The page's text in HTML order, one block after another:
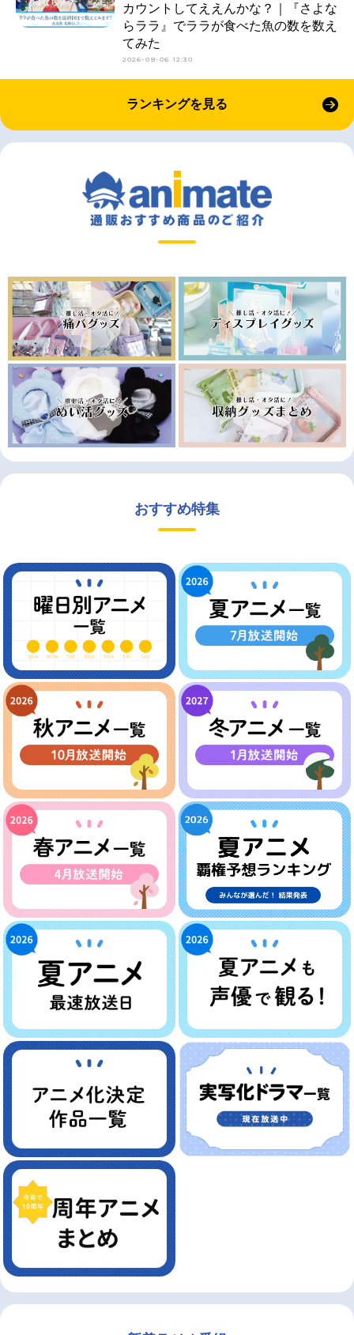
カウントしてええんかな？｜『さよな
らララ』でララが食べた魚の数を数え
てみた
2026-08-06 12:30
ランキングを見る
おすすめ特集